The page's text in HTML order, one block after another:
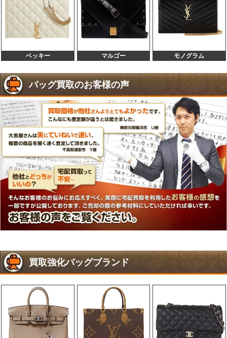
ベッキー マルゴー モノグラム
バッグ買取のお客様の声
買取強化バッグブランド